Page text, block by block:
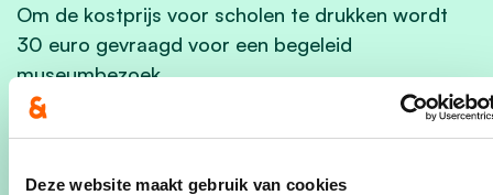
Deze website maakt gebruik van cookies
Om de kostprijs voor scholen te drukken wordt
30 euro gevraagd voor een begeleid
museumbezoek.
Daarnaast komen er nog kortingstarieven voor
Lerarenkaart, Knack-pas, Vrijetijdspas, European